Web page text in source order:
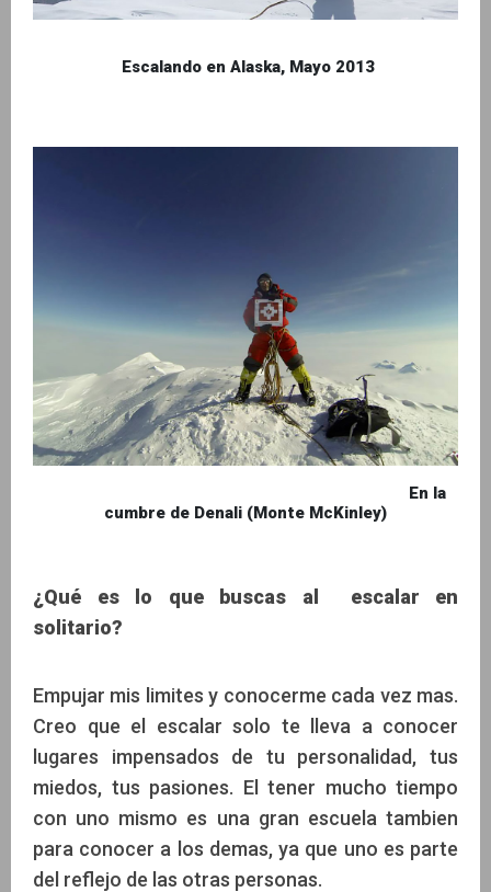
Escalando en Alaska, Mayo 2013
En la
cumbre de Denali (Monte McKinley)
¿Qué es lo que buscas al escalar en
solitario?
Empujar mis limites y conocerme cada vez mas.
Creo que el escalar solo te lleva a conocer
lugares impensados de tu personalidad, tus
miedos, tus pasiones. El tener mucho tiempo
con uno mismo es una gran escuela tambien
para conocer a los demas, ya que uno es parte
del reflejo de las otras personas.